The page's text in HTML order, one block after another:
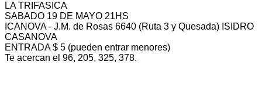
LA TRIFASICA
SABADO 19 DE MAYO 21HS
ICANOVA - J.M. de Rosas 6640 (Ruta 3 y Quesada) ISIDRO
CASANOVA
ENTRADA $ 5 (pueden entrar menores)
Te acercan el 96, 205, 325, 378.